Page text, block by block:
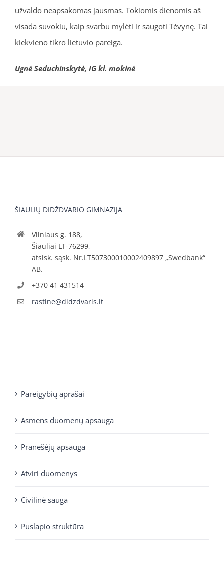
užvaldo neapsakomas jausmas. Tokiomis dienomis aš
visada suvokiu, kaip svarbu mylėti ir saugoti Tėvynę. Tai
kiekvieno tikro lietuvio pareiga.
Ugnė Seduchinskytė, IG kl. mokinė
ŠIAULIŲ DIDŽDVARIO GIMNAZIJA
Vilniaus g. 188,
Šiauliai LT-76299,
atsisk. sąsk. Nr.LT507300010002409897 „Swedbank“
AB.
+370 41 431514
rastine@didzdvaris.lt
Pareigybių aprašai
Asmens duomenų apsauga
Pranešėjų apsauga
Atviri duomenys
Civilinė sauga
Puslapio struktūra